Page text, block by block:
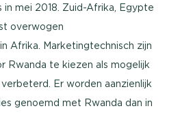
mei 2018. Zuid-Afrika, Egypte
overwogen
Afrika. Marketingtechnisch zijn
Rwanda te kiezen als mogelijk
Er worden aanzienlijk
genoemd met Rwanda dan in